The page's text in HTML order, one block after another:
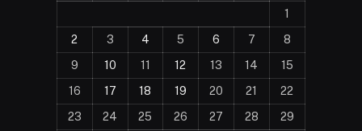
1
2
3 4 5 6 7
8
9
10 11 12 13 14
15
16
17 18 19 20 21
22
23
24 25 26 27 28
29